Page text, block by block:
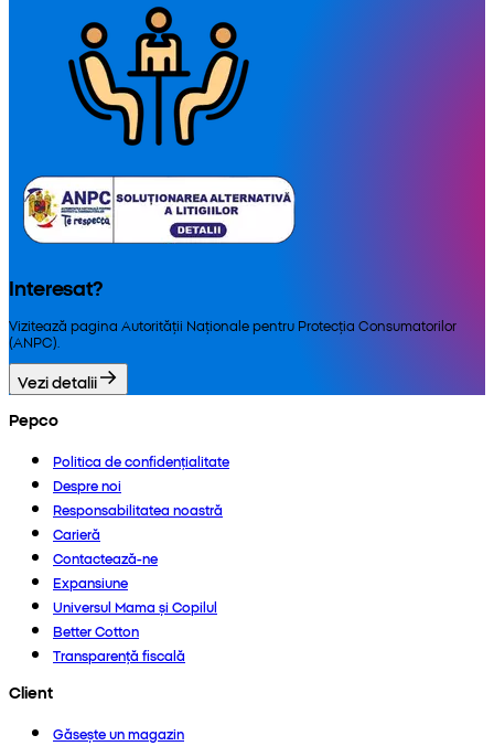
Interesat?
Vizitează pagina Autorității Naționale pentru Protecția Consumatorilor
(ANPC).
Vezi detalii
Pepco
Politica de confidențialitate
Despre noi
Responsabilitatea noastră
Carieră
Contactează-ne
Expansiune
Universul Mama și Copilul
Better Cotton
Transparență fiscală
Client
Găsește un magazin